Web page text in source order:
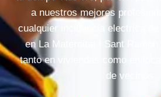
a nuestros mejores
cualquier incidencia electrica
en La Maternitat i Sant
tanto en viviendas como en
de vecinos.